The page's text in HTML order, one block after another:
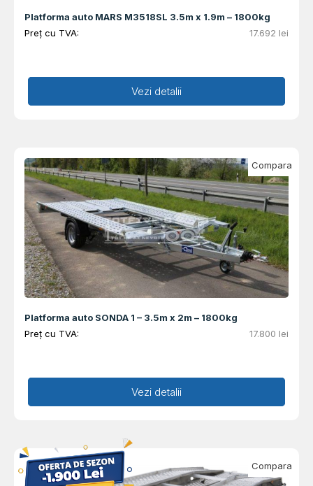
Platforma auto MARS M3518SL 3.5m x 1.9m – 1800kg
Preț cu TVA:
17.692 lei
Adaugă în coș
Vezi detalii
Platforma auto SONDA 1 – 3.5m x 2m – 1800kg
Preț cu TVA:
17.800 lei
Adaugă în coș
Vezi detalii
Compara
Compara